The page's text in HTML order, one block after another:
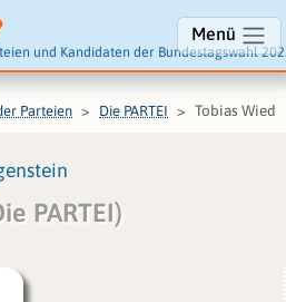
und Kandidaten der Bundestagswahl
Menü
Parteien Die PARTEI Tobias Wied
PARTEI)